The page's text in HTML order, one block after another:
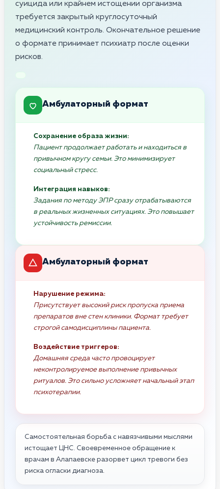
суицида или крайнем истощении организма
требуется закрытый круглосуточный
медицинский контроль. Окончательное решение
о формате принимает психиатр после оценки
рисков.
Амбулаторный формат
Сохранение образа жизни:
Пациент продолжает работать и находиться в
привычном кругу семьи. Это минимизирует
социальный стресс.
Интеграция навыков:
Задания по методу ЭПР сразу отрабатываются
в реальных жизненных ситуациях. Это повышает
устойчивость ремиссии.
Амбулаторный формат
Нарушение режима:
Присутствует высокий риск пропуска приема
препаратов вне стен клиники. Формат требует
строгой самодисциплины пациента.
Воздействие триггеров:
Домашняя среда часто провоцирует
неконтролируемое выполнение привычных
ритуалов. Это сильно усложняет начальный этап
психотерапии.
Самостоятельная борьба с навязчивыми мыслями
истощает ЦНС. Своевременное обращение к
врачам в Алапаевске разорвет цикл тревоги без
риска огласки диагноза.